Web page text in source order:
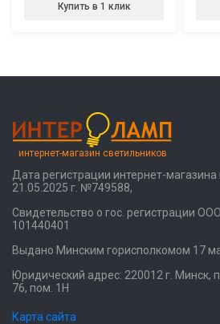
Купить в 1 клик
интернет-магазин светильников
Дата регистрации интернет-
21.05.2025 г. №749588,
Свидетельство о гос. регистрации
101440401
Выдано Минским горисполкомом 17
Юридический адрес: 220012 г. Минск,
76, пом. 1Н
Карта сайта